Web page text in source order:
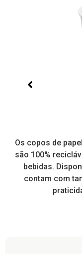
Os copos de
são 100%
bebidas.
contam com